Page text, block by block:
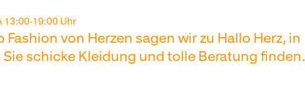
13:00-19:00 Uhr
Fashion von Herzen sagen wir zu Hallo Herz, in
Sie schicke Kleidung und tolle Beratung finden.